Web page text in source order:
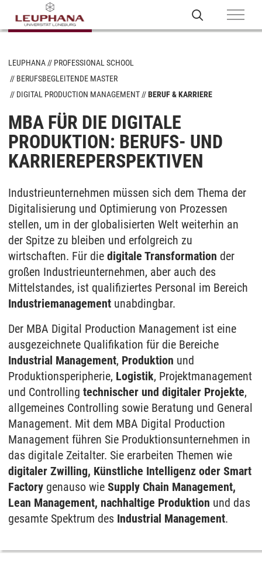
LEUPHANA
PROFESSIONAL SCHOOL
BERUFSBEGLEITENDE MASTER
DIGITAL PRODUCTION MANAGEMENT
BERUF & KARRIERE
MBA FÜR DIE DIGITALE
PRODUKTION: BERUFS- UND
KARRIEREPERSPEKTIVEN
Industrieunternehmen müssen sich dem Thema der
Digitalisierung und Optimierung von Prozessen
stellen, um in der globalisierten Welt weiterhin an
der Spitze zu bleiben und erfolgreich zu
wirtschaften. Für die digitale Transformation der
großen Industrieunternehmen, aber auch des
Mittelstandes, ist qualifiziertes Personal im Bereich
Industriemanagement unabdingbar.
Der MBA Digital Production Management ist eine
ausgezeichnete Qualifikation für die Bereiche
Industrial Management, Produktion und
Produktionsperipherie, Logistik, Projektmanagement
und Controlling technischer und digitaler Projekte,
allgemeines Controlling sowie Beratung und General
Management. Mit dem MBA Digital Production
Management führen Sie Produktionsunternehmen in
das digitale Zeitalter. Sie erarbeiten Themen wie
digitaler Zwilling, Künstliche Intelligenz oder Smart
Factory genauso wie Supply Chain Management,
Lean Management, nachhaltige Produktion und das
gesamte Spektrum des Industrial Management.